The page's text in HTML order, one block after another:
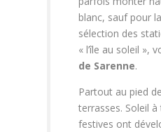
blanc, sauf pour
sélection des
« l’île au soleil »,
de Sarenne.
Partout au pied
terrasses. Soleil
festives ont